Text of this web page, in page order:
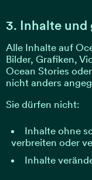
3. Inhalte und
Alle Inhalte auf
Bilder, Grafiken,
Ocean Stories
nicht anders
Sie dürfen nicht:
Inhalte ohne
verbreiten oder
Inhalte